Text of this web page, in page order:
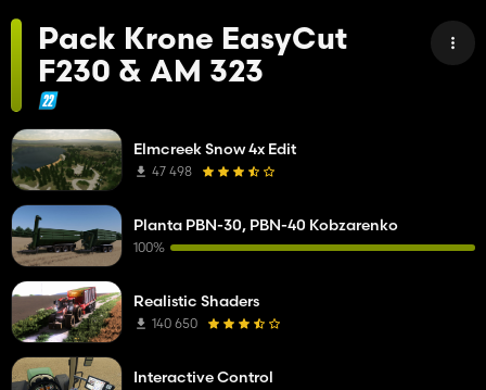
Pack Krone EasyCut
F230 & AM 323
Elmcreek Snow 4x Edit
47 498
Planta PBN-30, PBN-40 Kobzarenko
100%
Realistic Shaders
140 650
Interactive Control